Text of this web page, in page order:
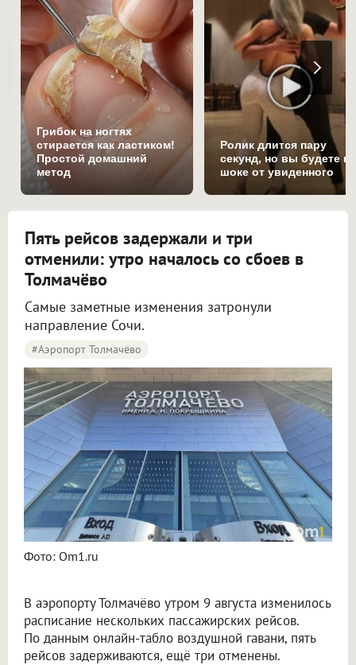
Грибок на ногтях
стирается как ластиком!
Простой домашний
метод
Ролик длится пару
секунд, но вы будете в
шоке от увиденного
Пять рейсов задержали и три
отменили: утро началось со сбоев в
Толмачёво
Самые заметные изменения затронули
направление Сочи.
#Аэропорт Толмачёво
Фото: Om1.ru
В аэропорту Толмачёво утром 9 августа изменилось
расписание нескольких пассажирских рейсов.
По данным онлайн-табло воздушной гавани, пять
рейсов задерживаются, ещё три отменены.